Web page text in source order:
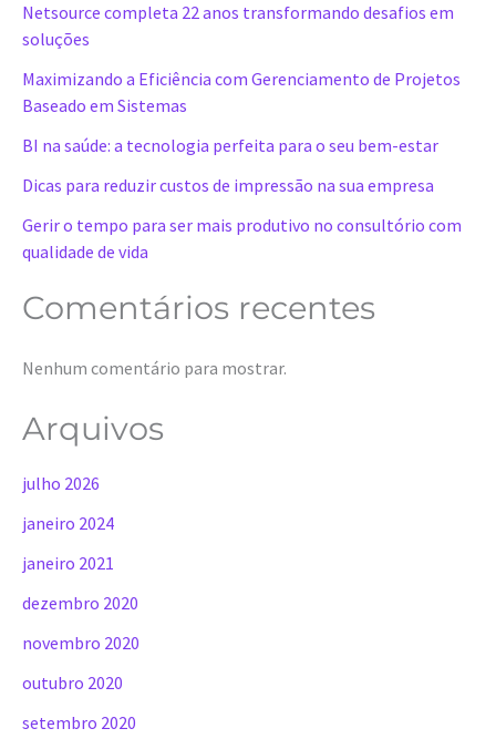
s
a
Netsource completa 22 anos transformando desafios em
soluções
Maximizando a Eficiência com Gerenciamento de Projetos
Baseado em Sistemas
BI na saúde: a tecnologia perfeita para o seu bem-estar
Dicas para reduzir custos de impressão na sua empresa
Gerir o tempo para ser mais produtivo no consultório com
qualidade de vida
Comentários recentes
Nenhum comentário para mostrar.
Arquivos
julho 2026
janeiro 2024
janeiro 2021
dezembro 2020
novembro 2020
outubro 2020
setembro 2020